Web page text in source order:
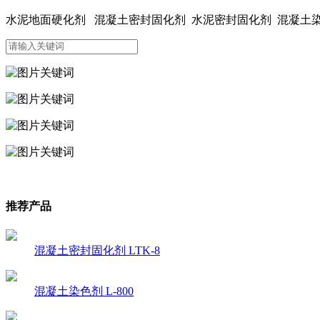
水泥地面硬化剂 混凝土密封固化剂 水泥密封固化剂 混凝
推荐产品
混凝土密封固化剂 LTK-8
混凝土染色剂 L-800